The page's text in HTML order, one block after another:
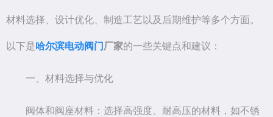
材料选择、设计优化、制造工艺以及后期维护等多个方面。
以下是哈尔滨电动阀门 厂家的一些关键点和建议：
一、材料选择与优化
阀体和阀座材料：选择高强度、耐高压的材料，如不锈